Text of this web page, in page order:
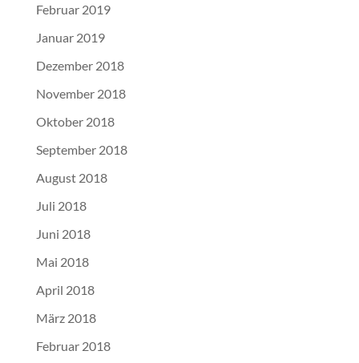
Februar 2019
Januar 2019
Dezember 2018
November 2018
Oktober 2018
September 2018
August 2018
Juli 2018
Juni 2018
Mai 2018
April 2018
März 2018
Februar 2018